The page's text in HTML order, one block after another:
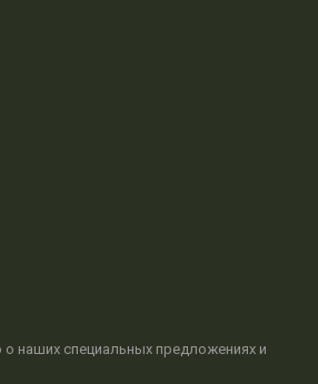
наших специальных предложениях и